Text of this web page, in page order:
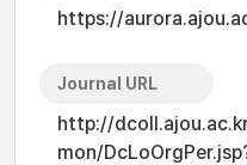
https://
Journal URL
http://
mon/